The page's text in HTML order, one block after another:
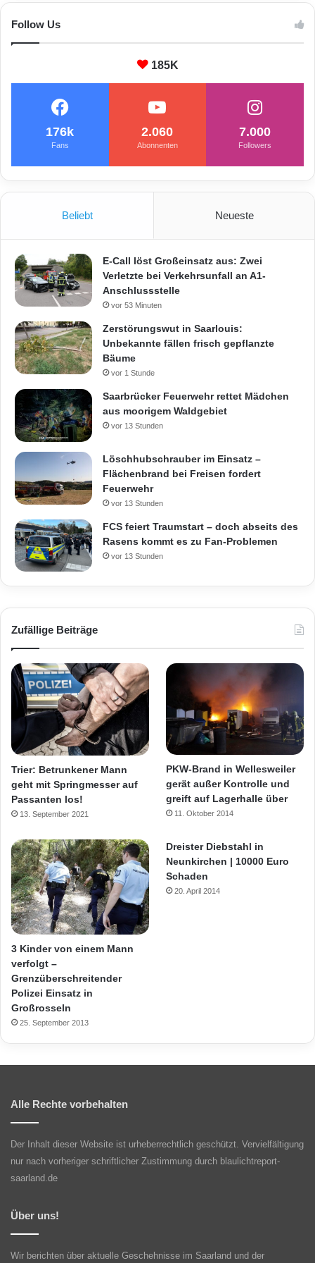
Follow Us
185K
176k
Fans
2.060
Abonnenten
7.000
Followers
Beliebt Neueste
E-Call löst Großeinsatz aus: Zwei
Verletzte bei Verkehrsunfall an A1-
Anschlussstelle
vor 53 Minuten
Zerstörungswut in Saarlouis:
Unbekannte fällen frisch gepflanzte
Bäume
vor 1 Stunde
Saarbrücker Feuerwehr rettet Mädchen
aus moorigem Waldgebiet
vor 13 Stunden
Löschhubschrauber im Einsatz –
Flächenbrand bei Freisen fordert
Feuerwehr
vor 13 Stunden
FCS feiert Traumstart – doch abseits des
Rasens kommt es zu Fan-Problemen
vor 13 Stunden
Zufällige Beiträge
Trier: Betrunkener Mann
geht mit Springmesser auf
Passanten los!
13. September 2021
PKW-Brand in Wellesweiler
gerät außer Kontrolle und
greift auf Lagerhalle über
11. Oktober 2014
3 Kinder von einem Mann
verfolgt –
Grenzüberschreitender
Polizei Einsatz in
Großrosseln
25. September 2013
Dreister Diebstahl in
Neunkirchen | 10000 Euro
Schaden
20. April 2014
Alle Rechte vorbehalten
Der Inhalt dieser Website ist urheberrechtlich geschützt. Vervielfältigung
nur nach vorheriger schriftlicher Zustimmung durch blaulichtreport-
saarland.de
Über uns!
Wir berichten über aktuelle Geschehnisse im Saarland und der